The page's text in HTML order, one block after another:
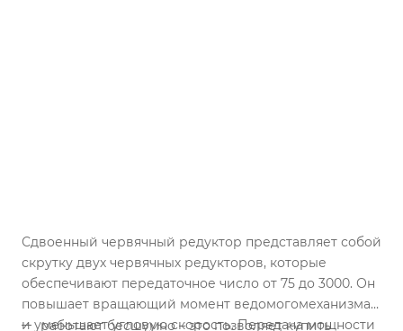
Сдвоенный червячный редуктор представляет собой
скрутку двух червячных редукторов, которые
обеспечивают передаточное число от 75 до 3000. Он
повышает вращающий момент ведомогомеханизма
и уменьшает угловую скорость. Передача мощности
работают бесшумно – это позволяет купить